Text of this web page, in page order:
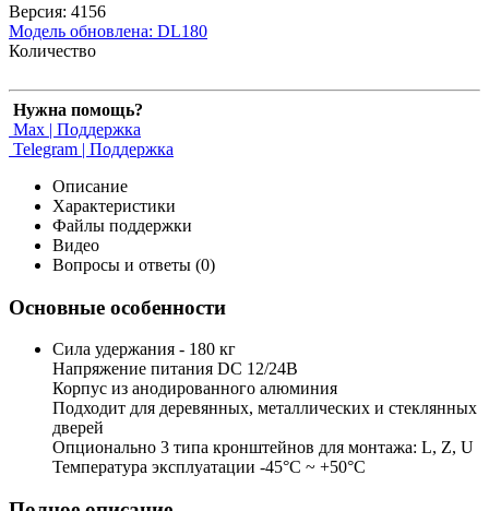
Версия: 4156
Модель обновлена: DL180
Количество
Нужна помощь?
Max | Поддержка
Telegram | Поддержка
Описание
Характеристики
Файлы поддержки
Видео
Вопросы и ответы (0)
Основные особенности
Сила удержания - 180 кг
Напряжение питания DC 12/24В
Корпус из анодированного алюминия
Подходит для деревянных, металлических и стеклянных
дверей
Опционально 3 типа кронштейнов для монтажа: L, Z, U
Температура эксплуатации -45°С ~ +50°С